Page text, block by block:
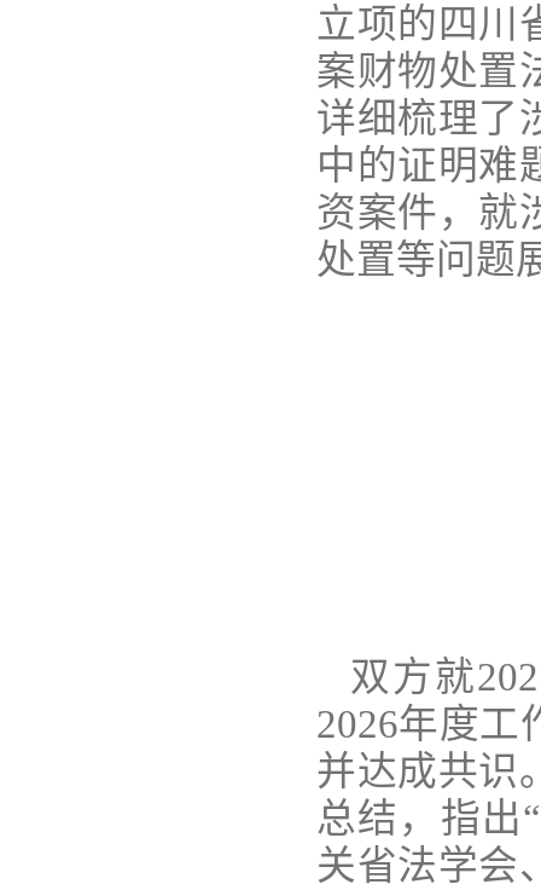
立项的四川
案财物处置
详细梳理了
中的证明难
资案件，就
处置等问题
双方就
2026年度工
并达成共识
总结，指出
关省法学会